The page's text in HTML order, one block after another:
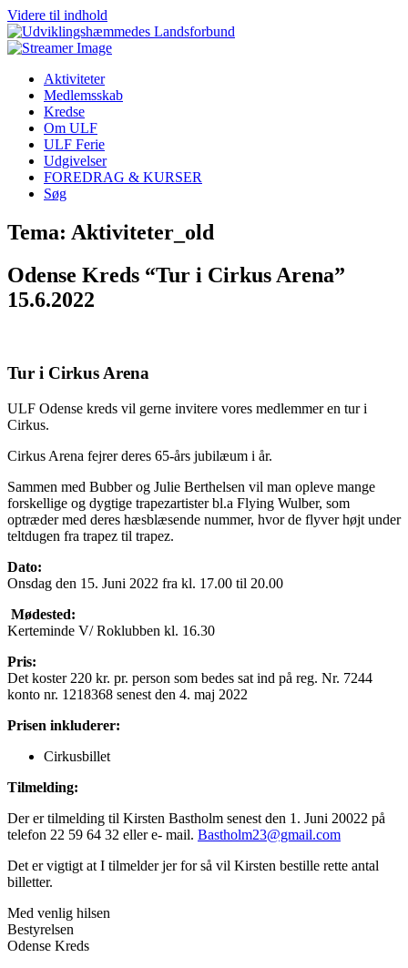
Videre til indhold
Aktiviteter
Medlemsskab
Kredse
Om ULF
ULF Ferie
Udgivelser
FOREDRAG & KURSER
Søg
Tema: Aktiviteter_old
Odense Kreds “Tur i Cirkus Arena”
15.6.2022
Tur i Cirkus Arena
ULF Odense kreds vil gerne invitere vores medlemmer en tur i
Cirkus.
Cirkus Arena fejrer deres 65-års jubilæum i år.
Sammen med Bubber og Julie Berthelsen vil man opleve mange
forskellige og dygtige trapezartister bl.a Flying Wulber, som
optræder med deres hæsblæsende nummer, hvor de flyver højt under
teltdugen fra trapez til trapez.
Dato:
Onsdag den 15. Juni 2022 fra kl. 17.00 til 20.00
Mødested:
Kerteminde V/ Roklubben kl. 16.30
Pris:
Det koster 220 kr. pr. person som bedes sat ind på reg. Nr. 7244
konto nr. 1218368 senest den 4. maj 2022
Prisen inkluderer:
Cirkusbillet
Tilmelding:
Der er tilmelding til Kirsten Bastholm senest den 1. Juni 20022 på
telefon 22 59 64 32 eller e- mail. Bastholm23@gmail.com
Det er vigtigt at I tilmelder jer for så vil Kirsten bestille rette antal
billetter.
Med venlig hilsen
Bestyrelsen
Odense Kreds